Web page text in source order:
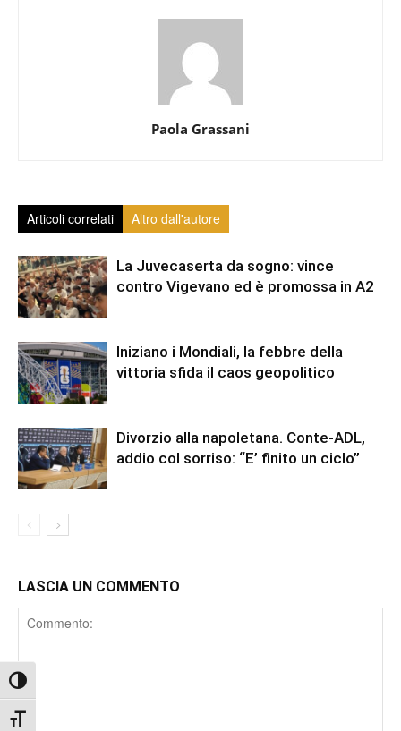
Attiva/disattiva alto contrasto
Attiva/disattiva dimensione testo
Paola Grassani
Articoli correlati Altro dall'autore
La Juvecaserta da sogno: vince
contro Vigevano ed è promossa in A2
Iniziano i Mondiali, la febbre della
vittoria sfida il caos geopolitico
Divorzio alla napoletana. Conte-ADL,
addio col sorriso: “E’ finito un ciclo”
LASCIA UN COMMENTO
Comment